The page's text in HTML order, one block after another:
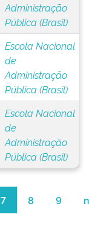
Administração
Pública (Brasil)
Escola Nacional
de
Administração
Pública (Brasil)
Escola Nacional
de
Administração
Pública (Brasil)
7 8 9